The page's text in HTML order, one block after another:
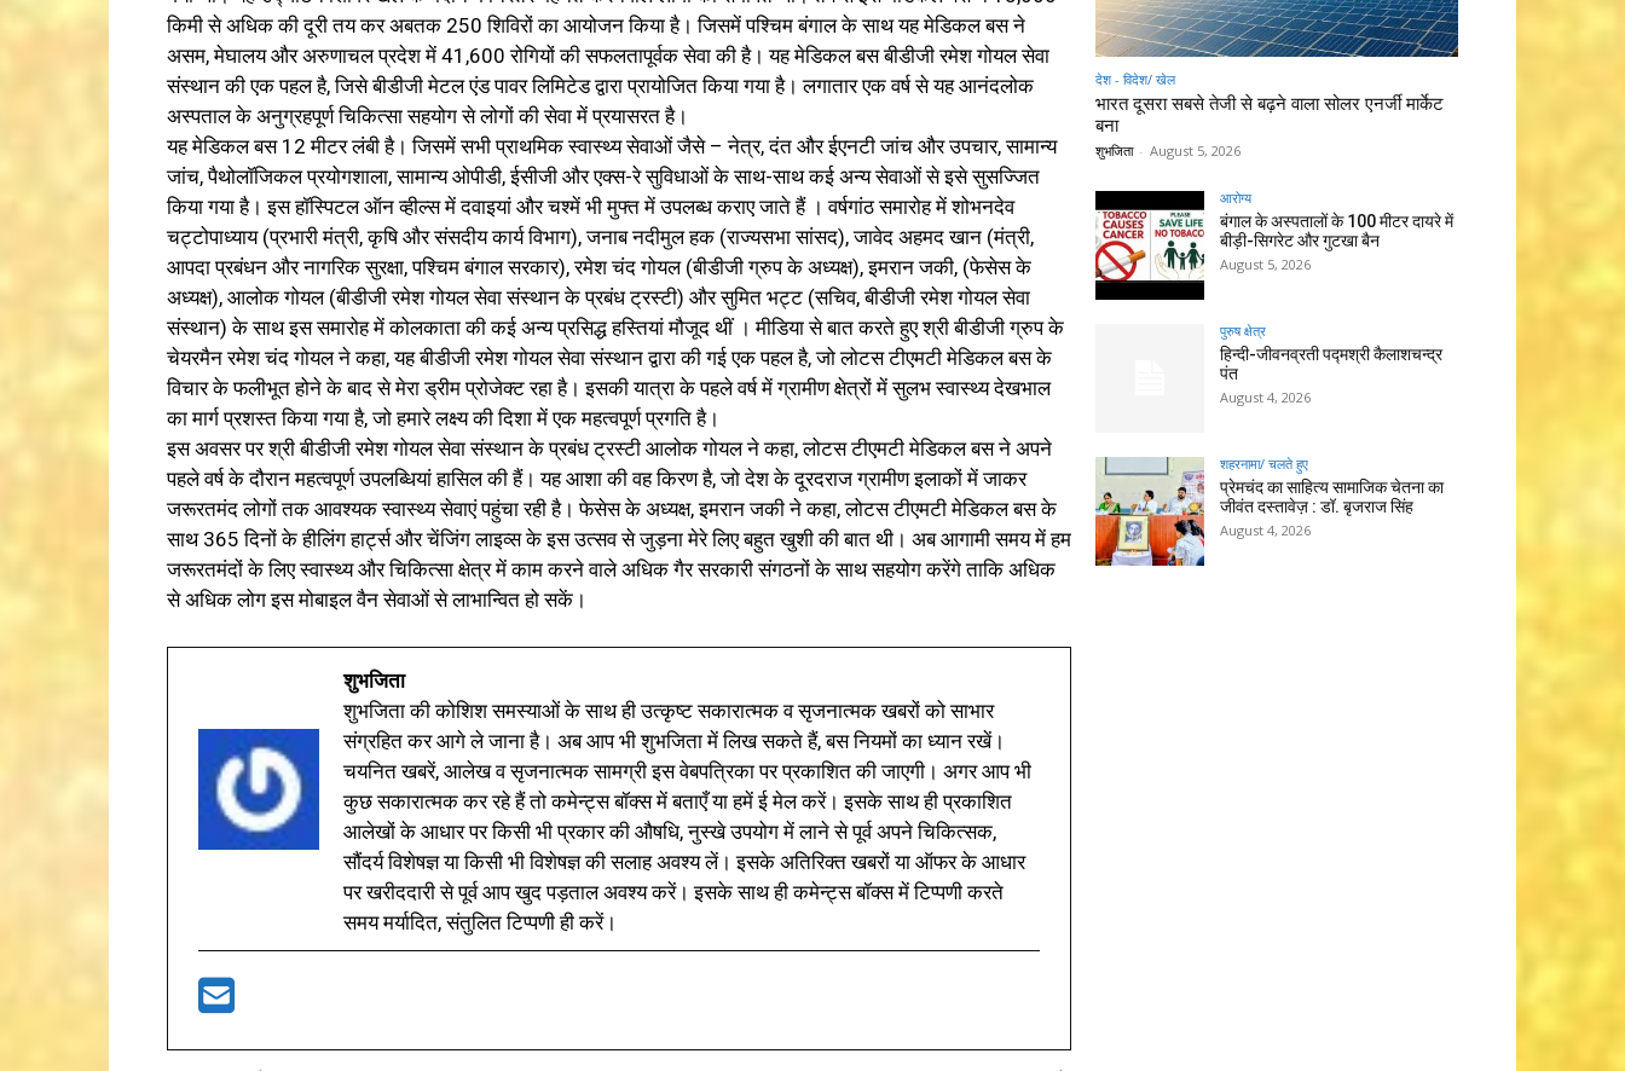
किमी से अधिक की दूरी तय कर अबतक 250 शिविरों का आयोजन किया है। जिसमें पश्चिम बंगाल के साथ यह मेडिकल बस ने
असम, मेघालय और अरुणाचल प्रदेश में 41,600 रोगियों की सफलतापूर्वक सेवा की है। यह मेडिकल बस बीडीजी रमेश गोयल सेवा
संस्थान की एक पहल है, जिसे बीडीजी मेटल एंड पावर लिमिटेड द्वारा प्रायोजित किया गया है। लगातार एक वर्ष से यह आनंदलोक
अस्पताल के अनुग्रहपूर्ण चिकित्सा सहयोग से लोगों की सेवा में प्रयासरत है।
यह मेडिकल बस 12 मीटर लंबी है। जिसमें सभी प्राथमिक स्वास्थ्य सेवाओं जैसे – नेत्र, दंत और ईएनटी जांच और उपचार, सामान्य
जांच, पैथोलॉजिकल प्रयोगशाला, सामान्य ओपीडी, ईसीजी और एक्स-रे सुविधाओं के साथ-साथ कई अन्य सेवाओं से इसे सुसज्जित
किया गया है। इस हॉस्पिटल ऑन व्हील्स में दवाइयां और चश्में भी मुफ्त में उपलब्ध कराए जाते हैं । वर्षगांठ समारोह में शोभनदेव
चट्टोपाध्याय (प्रभारी मंत्री, कृषि और संसदीय कार्य विभाग), जनाब नदीमुल हक (राज्यसभा सांसद), जावेद अहमद खान (मंत्री,
आपदा प्रबंधन और नागरिक सुरक्षा, पश्चिम बंगाल सरकार), रमेश चंद गोयल (बीडीजी ग्रुप के अध्यक्ष), इमरान जकी, (फेसेस के
अध्यक्ष), आलोक गोयल (बीडीजी रमेश गोयल सेवा संस्थान के प्रबंध ट्रस्टी) और सुमित भट्ट (सचिव, बीडीजी रमेश गोयल सेवा
संस्थान) के साथ इस समारोह में कोलकाता की कई अन्य प्रसिद्ध हस्तियां मौजूद थीं । मीडिया से बात करते हुए श्री बीडीजी ग्रुप के
चेयरमैन रमेश चंद गोयल ने कहा, यह बीडीजी रमेश गोयल सेवा संस्थान द्वारा की गई एक पहल है, जो लोटस टीएमटी मेडिकल बस के
विचार के फलीभूत होने के बाद से मेरा ड्रीम प्रोजेक्ट रहा है। इसकी यात्रा के पहले वर्ष में ग्रामीण क्षेत्रों में सुलभ स्वास्थ्य देखभाल
का मार्ग प्रशस्त किया गया है, जो हमारे लक्ष्य की दिशा में एक महत्वपूर्ण प्रगति है।
इस अवसर पर श्री बीडीजी रमेश गोयल सेवा संस्थान के प्रबंध ट्रस्टी आलोक गोयल ने कहा, लोटस टीएमटी मेडिकल बस ने अपने
पहले वर्ष के दौरान महत्वपूर्ण उपलब्धियां हासिल की हैं। यह आशा की वह किरण है, जो देश के दूरदराज ग्रामीण इलाकों में जाकर
जरूरतमंद लोगों तक आवश्यक स्वास्थ्य सेवाएं पहुंचा रही है। फेसेस के अध्यक्ष, इमरान जकी ने कहा, लोटस टीएमटी मेडिकल बस के
साथ 365 दिनों के हीलिंग हार्ट्स और चेंजिंग लाइव्स के इस उत्सव से जुड़ना मेरे लिए बहुत खुशी की बात थी। अब आगामी समय में हम
जरूरतमंदों के लिए स्वास्थ्य और चिकित्सा क्षेत्र में काम करने वाले अधिक गैर सरकारी संगठनों के साथ सहयोग करेंगे ताकि अधिक
से अधिक लोग इस मोबाइल वैन सेवाओं से लाभान्वित हो सकें।
शुभजिता
शुभजिता की कोशिश समस्याओं के साथ ही उत्कृष्ट सकारात्मक व सृजनात्मक खबरों को साभार
संग्रहित कर आगे ले जाना है। अब आप भी शुभजिता में लिख सकते हैं, बस नियमों का ध्यान रखें।
चयनित खबरें, आलेख व सृजनात्मक सामग्री इस वेबपत्रिका पर प्रकाशित की जाएगी। अगर आप भी
कुछ सकारात्मक कर रहे हैं तो कमेन्ट्स बॉक्स में बताएँ या हमें ई मेल करें। इसके साथ ही प्रकाशित
आलेखों के आधार पर किसी भी प्रकार की औषधि, नुस्खे उपयोग में लाने से पूर्व अपने चिकित्सक,
सौंदर्य विशेषज्ञ या किसी भी विशेषज्ञ की सलाह अवश्य लें। इसके अतिरिक्त खबरों या ऑफर के आधार
पर खरीददारी से पूर्व आप खुद पड़ताल अवश्य करें। इसके साथ ही कमेन्ट्स बॉक्स में टिप्पणी करते
समय मर्यादित, संतुलित टिप्पणी ही करें।
देश - विदेश/ खेल
भारत दूसरा सबसे तेजी से बढ़ने वाला सोलर एनर्जी मार्केट
बना
शुभजिता - August 5, 2026
आरोग्य
बंगाल के अस्पतालों के 100 मीटर दायरे में
बीड़ी-सिगरेट और गुटखा बैन
August 5, 2026
पुरुष क्षेत्र
हिन्‍दी-जीवनव्रती पद्मश्री कैलाशचन्‍द्र
पंत
August 4, 2026
शहरनामा/ चलते हुए
प्रेमचंद का साहित्य सामाजिक चेतना का
जीवंत दस्तावेज़ : डॉ. बृजराज सिंह
August 4, 2026